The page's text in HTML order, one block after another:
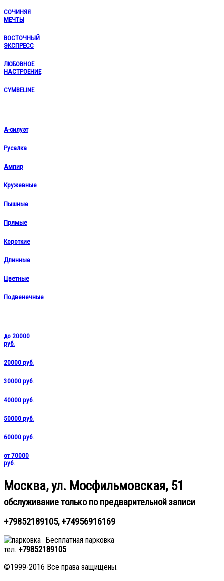
СОЧИНЯЯ
МЕЧТЫ
ВОСТОЧНЫЙ
ЭКСПРЕСС
ЛЮБОВНОЕ
НАСТРОЕНИЕ
CYMBELINE
А-силуэт
Русалка
Ампир
Кружевные
Пышные
Прямые
Короткие
Длинные
Цветные
Подвенечные
до 20000
руб.
20000 руб.
30000 руб.
40000 руб.
50000 руб.
60000 руб.
от 70000
руб.
Москва, ул. Мосфильмовская, 51
обслуживание только по предварительной записи
+79852189105, +74956916169
Бесплатная парковка
тел. +79852189105
©1999-2016 Все права защищены.